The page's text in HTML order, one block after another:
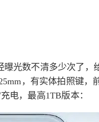
曝光数不清多少次了，
，有实体拍照键，
电，最高1TB版本：